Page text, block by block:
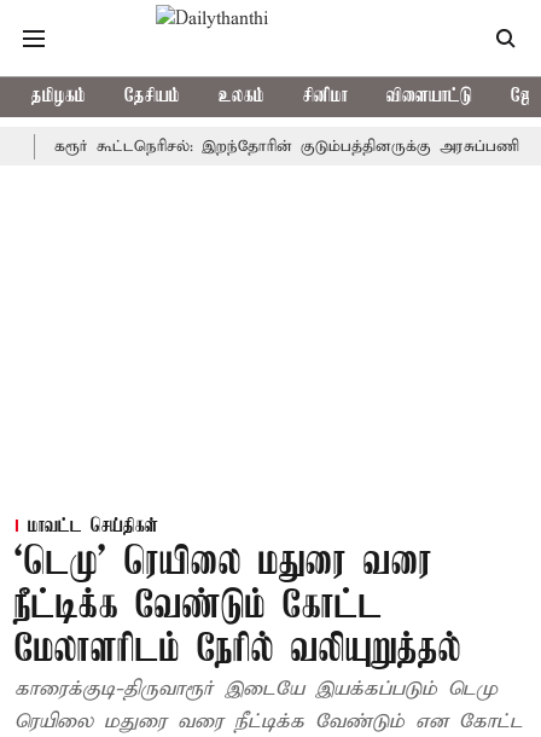
தமிழகம் தேசியம் உலகம் சினிமா விளையாட்டு
கூட்டநெரிசல்: இறந்தோரின் குடும்பத்தினருக்கு அரசுப்பணி
மாவட்ட செய்திகள்
‘டெமு’ ரெயிலை மதுரை வரை
நீட்டிக்க வேண்டும் கோட்ட
மேலாளரிடம் நேரில் வலியுறுத்தல்
காரைக்குடி-திருவாரூர் இடையே இயக்கப்படும் டெமு
ரெயிலை மதுரை வரை நீட்டிக்க வேண்டும் என கோட்ட